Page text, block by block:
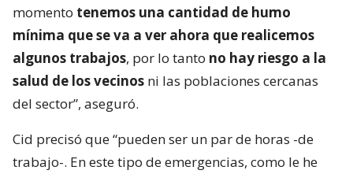
momento tenemos una cantidad de humo
mínima que se va a ver ahora que realicemos
algunos trabajos, por lo tanto no hay riesgo a la
salud de los vecinos ni las poblaciones cercanas
del sector”, aseguró.
Cid precisó que “pueden ser un par de horas -de
trabajo-. En este tipo de emergencias, como le he